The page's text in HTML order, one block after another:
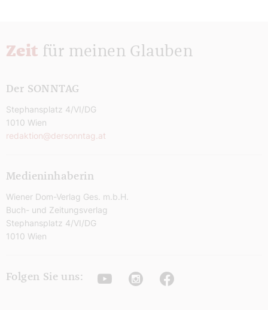
Zeit für meinen Glauben
Der SONNTAG
Stephansplatz 4/VI/DG
1010 Wien
redaktion@dersonntag.at
Medieninhaberin
Wiener Dom-Verlag Ges. m.b.H.
Buch- und Zeitungsverlag
Stephansplatz 4/VI/DG
1010 Wien
Folgen Sie uns: YoutubeInstagramFacebook